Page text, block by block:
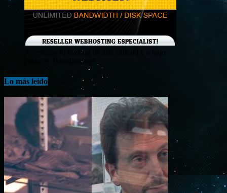
¡Consigue tu hosting de alta calidad y a bajo
costo en Banahosting!
Lo más leído